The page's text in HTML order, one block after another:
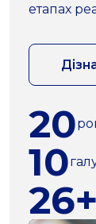
етапах
20
10
26+